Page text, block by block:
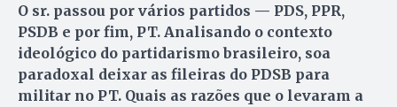
O sr. passou por vários partidos — PDS, PPR,
PSDB e por fim, PT. Analisando o contexto
ideológico do partidarismo brasileiro, soa
paradoxal deixar as fileiras do PDSB para
militar no PT. Quais as razões que o levaram a